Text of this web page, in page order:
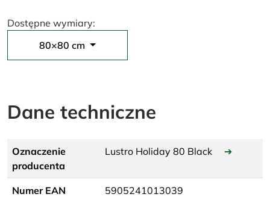
Dostępne wymiary:
80×80 cm
Dane techniczne
Oznaczenie
producenta
Lustro Holiday 80 Black ➔
Numer EAN 5905241013039